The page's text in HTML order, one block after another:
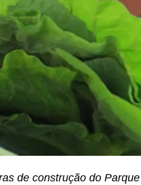
de construção do